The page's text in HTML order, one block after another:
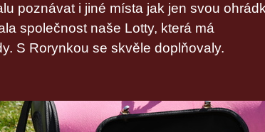
poznávat i jiné místa jak jen svou
společnost naše Lotty, která má
S Rorynkou se skvěle doplňovaly.